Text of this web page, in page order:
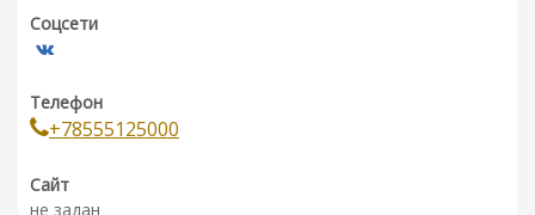
Соцсети
Телефон
+78555125000
Сайт
не задан